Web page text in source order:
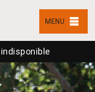
MENU
indisponible